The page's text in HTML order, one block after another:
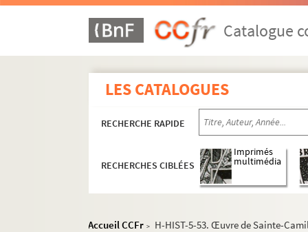
Catalogue
LES CATALOGUES
RECHERCHE RAPIDE
RECHERCHES CIBLÉES
Imprimés
multimédia
Accueil CCFr > H-HIST-5-53. Œuvre de Sainte-